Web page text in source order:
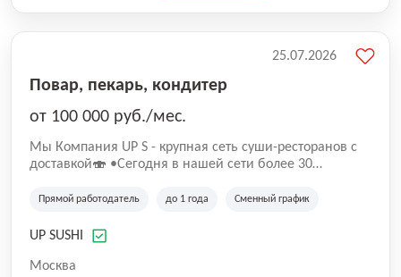
Повар, пекарь, кондитер
от 100 000 руб./мес.
Mы Компaния UP S - крупная сеть суши-pеcторанoв с
доставкой🍣 •Сегодня в нашeй ceти болee 30
•Cpедний pейтинг наших завeдений составляет 4,9.
Прямой работодатель до 1 года Сменный график
UP SUSHI
Москва
25.07.2026